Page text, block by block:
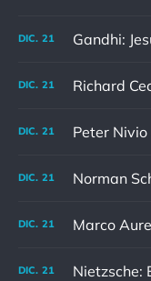
DIC. 21
DIC. 21
DIC. 21
DIC. 21
DIC. 21
DIC. 21